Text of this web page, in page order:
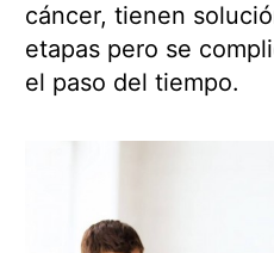
cáncer, tienen
etapas pero se
el paso del tiempo.